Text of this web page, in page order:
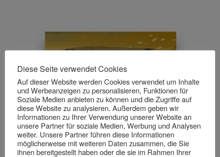
Diese Seite verwendet Cookies
Auf dieser Website werden Cookies verwendet um Inhalte
und Werbeanzeigen zu personalisieren, Funktionen für
Soziale Medien anbieten zu können und die Zugriffe auf
diese Website zu analysieren. Außerdem geben wir
Informationen zu Ihrer Verwendung unserer Website an
unsere Partner für soziale Medien, Werbung und Analysen
weiter. Unsere Partner führen diese Informationen
möglicherweise mit weiteren Daten zusammen, die Sie
ihnen bereitgestellt haben oder die sie im Rahmen Ihrer